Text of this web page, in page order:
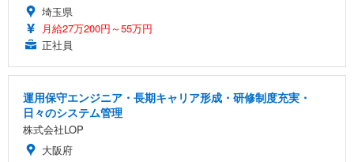
埼玉県
月給27万200円～55万円
正社員
運用保守エンジニア・長期キャリア形成・研修制度充実・
日々のシステム管理
株式会社LOP
大阪府